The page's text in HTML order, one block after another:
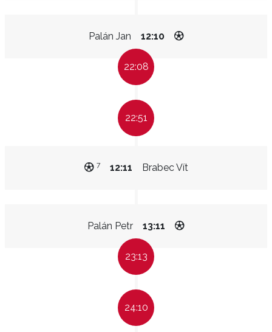
Palán Jan 12:10
22:08
22:51
Brabec Vít
12:11
7
Palán Petr 13:11
23:13
24:10